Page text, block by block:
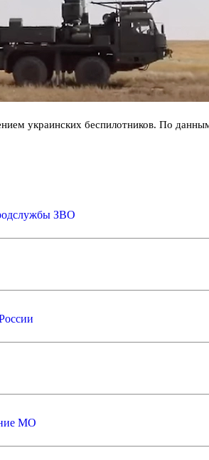
украинских беспилотников. По
ЗВО
МО